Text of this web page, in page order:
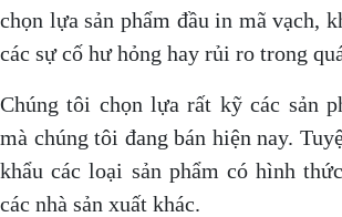
chọn lựa sản phẩm đầu in mã vạch,
các sự cố hư hỏng hay rủi ro trong
Chúng tôi chọn lựa rất kỹ các sản
mà chúng tôi đang bán hiện nay.
khẩu các loại sản phẩm có hình
các nhà sản xuất khác.